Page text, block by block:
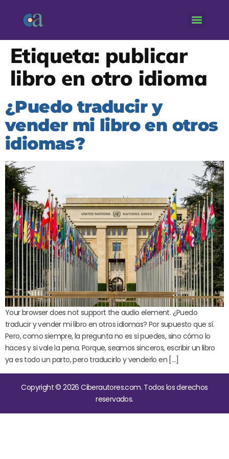
Etiqueta: publicar
libro en otro idioma
¿Puedo traducir y
vender mi libro en otros
idiomas?
Your browser does not support the audio element. ¿Puedo
traducir y vender mi libro en otros idiomas? Por supuesto que sí.
Pero, como siempre, la pregunta no es si puedes, sino cómo lo
haces y si vale la pena. Porque, seamos sinceros, escribir un libro
ya es todo un parto, pero traducirlo y venderlo en […]
Copyright © 2026 Ciberautores.com. Todos los derechos
reservados.